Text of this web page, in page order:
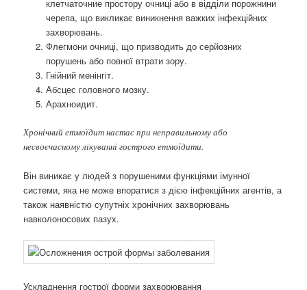
клетчаточние простору очниці або в відділи порожнини
черепа, що викликає виникнення важких інфекційних
захворювань.
Флегмони очниці, що призводить до серйозних
порушень або повної втрати зору.
Гнійний менінгіт.
Абсцес головного мозку.
Арахноидит.
Хронічний етмоїдит настає при неправильному або
несвоєчасному лікуванні гострого етмоїдити.
Він виникає у людей з порушеними функціями імунної
системи, яка не може впоратися з дією інфекційних агентів, а
також наявністю супутніх хронічних захворювань
навколоносових пазух.
Ускладнення гострої форми захворювання